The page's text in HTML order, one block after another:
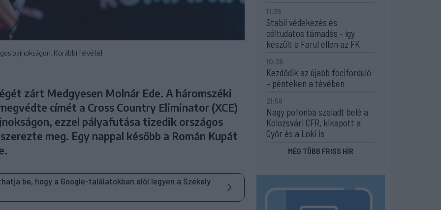
bajnokságon. Korábbi felvétel
zárt Medgyesen Molnár Ede. A háromszéki
címét a Cross Country Eliminator (XCE)
ezzel pályafutása tizedik országos
meg. Egy nappal később a Román Kupát
be, hogy a Google-találatokban elöl legyen a Székely
11:29
Stabil védekezés és
céltudatos támadás – így
készült a Farul ellen az FK
10:36
Kezdődik az újabb fociforduló
– pénteken a tévében
21:58
Nagy pofonba szaladt belé a
Kolozsvári CFR, kikapott a
Győr és a Loki is
MÉG TÖBB FRISS HÍR